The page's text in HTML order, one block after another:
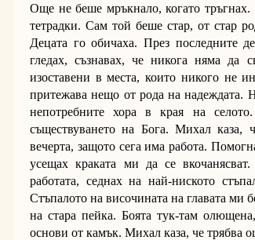
Още не беше мръкнало, когато
тетрадки. Сам той беше стар, от стар
Децата го обичаха. През последните
гледах, съзнавах, че никога няма да
изоставени в места, които никого не
притежава нещо от рода на надеждата.
непотребните хора в края на
съществуването на Бога. Михал
вечерта, защото сега има работа.
усещах краката ми да се
работата, седнах на най-ниското
Стъпалото на височината на главата ми
на стара пейка. Боята тук-там
основи от камък. Михал каза, че трябва